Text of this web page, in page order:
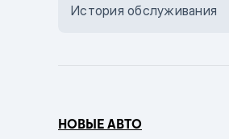
Комбинированный
Сиреневый металлик
История обслуживания
НОВЫЕ АВТО